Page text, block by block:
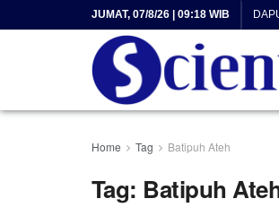
JUMAT, 07/8/26 | 09:18 WIB
Home Tag Batipuh Ateh
Tag: Batipuh